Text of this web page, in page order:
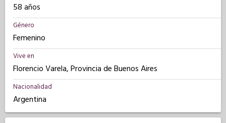
58 años
Género
Femenino
Vive en
Florencio Varela, Provincia de Buenos Aires
Nacionalidad
Argentina